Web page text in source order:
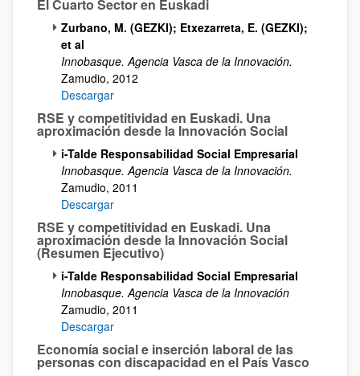
El Cuarto Sector en Euskadi
Zurbano, M. (GEZKI); Etxezarreta, E. (GEZKI);
et al
Innobasque. Agencia Vasca de la Innovación.
Zamudio, 2012
Descargar
RSE y competitividad en Euskadi. Una
aproximación desde la Innovación Social
i-Talde Responsabilidad Social Empresarial
Innobasque. Agencia Vasca de la Innovación.
Zamudio, 2011
Descargar
RSE y competitividad en Euskadi. Una
aproximación desde la Innovación Social
(Resumen Ejecutivo)
i-Talde Responsabilidad Social Empresarial
Innobasque. Agencia Vasca de la Innovación
Zamudio, 2011
Descargar
Economía social e inserción laboral de las
personas con discapacidad en el País Vasco